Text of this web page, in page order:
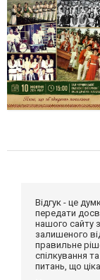
Відгук - це
передати
нашого сайту
залишеного
правильне
спілкування
питань, що